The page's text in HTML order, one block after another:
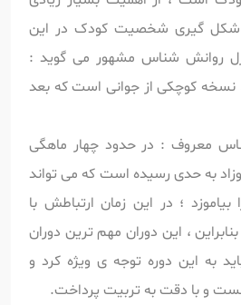
، شکل گیری شخصیت کودک در این
روانش شناس مشهور می گوید :
6 سالگی ، نسخه کوچکی از جوانی است که بعد
معروف : در حدود چهار ماهگی
به حدی رسیده است که می تواند
؛ در این زمان ارتباطش با
، این دوران مهم ترین دوران
به این دوره توجه ی ویژه کرد و
و با دقت به تربیت پرداخت.